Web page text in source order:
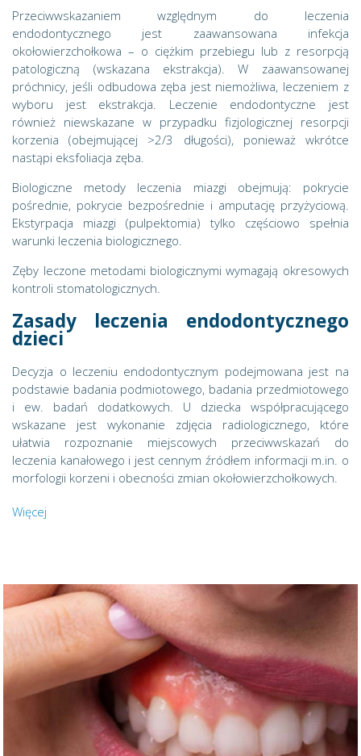
Przeciwwskazaniem względnym do leczenia
endodontycznego jest zaawansowana infekcja
okołowierzchołkowa – o ciężkim przebiegu lub z resorpcją
patologiczną (wskazana ekstrakcja). W zaawansowanej
próchnicy, jeśli odbudowa zęba jest niemożliwa, leczeniem z
wyboru jest ekstrakcja. Leczenie endodontyczne jest
również niewskazane w przypadku fizjologicznej resorpcji
korzenia (obejmującej >2/3 długości), ponieważ wkrótce
nastąpi eksfoliacja zęba.
Biologiczne metody leczenia miazgi obejmują: pokrycie
pośrednie, pokrycie bezpośrednie i amputację przyżyciową.
Ekstyrpacja miazgi (pulpektomia) tylko częściowo spełnia
warunki leczenia biologicznego.
Zęby leczone metodami biologicznymi wymagają okresowych
kontroli stomatologicznych.
Zasady leczenia endodontycznego
dzieci
Decyzja o leczeniu endodontycznym podejmowana jest na
podstawie badania podmiotowego, badania przedmiotowego
i ew. badań dodatkowych. U dziecka współpracującego
wskazane jest wykonanie zdjęcia radiologicznego, które
ułatwia rozpoznanie miejscowych przeciwwskazań do
leczenia kanałowego i jest cennym źródłem informacji m.in. o
morfologii korzeni i obecności zmian okołowierzchołkowych.
Więcej